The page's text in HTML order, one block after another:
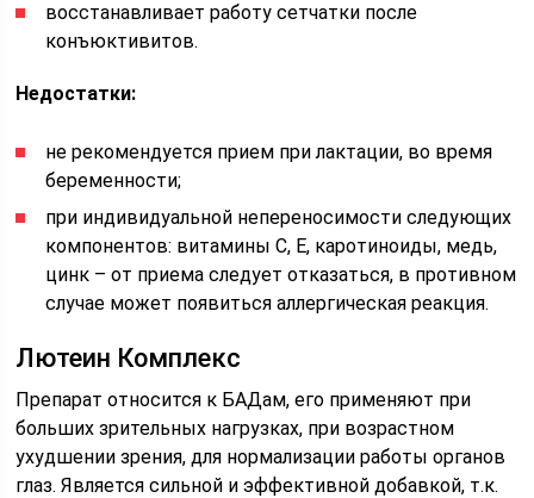
восстанавливает работу сетчатки после
конъюктивитов.
Недостатки:
не рекомендуется прием при лактации, во время
беременности;
при индивидуальной непереносимости следующих
компонентов: витамины С, Е, каротиноиды, медь,
цинк – от приема следует отказаться, в противном
случае может появиться аллергическая реакция.
Лютеин Комплекс
Препарат относится к БАДам, его применяют при
больших зрительных нагрузках, при возрастном
ухудшении зрения, для нормализации работы органов
глаз. Является сильной и эффективной добавкой, т.к.